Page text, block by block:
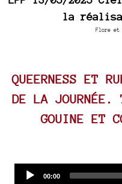
la
Flore et
QUEERNESS ET
DE LA JOURNÉE.
GOUINE ET
Current
00:00